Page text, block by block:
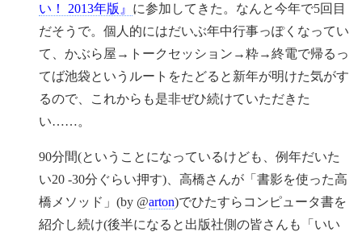
い！ 2013年版』 に参加してきた。なんと今年で5回目
だそうで。個人的にはだいぶ年中行事っぽくなってい
て、かぶら屋→トークセッション→粋→終電で帰るっ
てば池袋というルートをたどると新年が明けた気がす
るので、これからも是非ぜひ続けていただきた
い……。
90分間(ということになっているけども、例年だいた
い20 -30分ぐらい押す)、高橋さんが「書影を使った高
橋メソッド」(by @arton)でひたすらコンピュータ書を
紹介し続け(後半になると出版社側の皆さんも「いい